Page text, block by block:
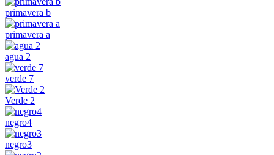
primavera b
primavera a
agua 2
verde 7
Verde 2
negro4
negro3